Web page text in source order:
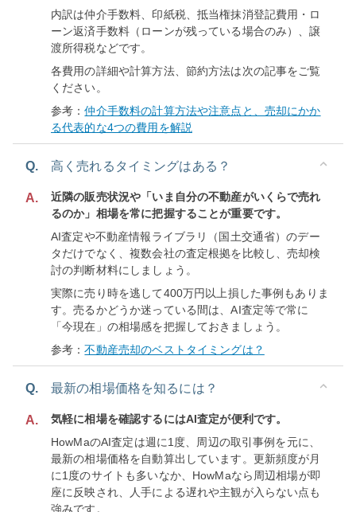
内訳は仲介手数料、印紙税、抵当権抹消登記費用・ロ
ーン返済手数料（ローンが残っている場合のみ）、譲
渡所得税などです。
各費用の詳細や計算方法、節約方法は次の記事をご覧
ください。
参考：仲介手数料の計算方法や注意点と、売却にかか
る代表的な4つの費用を解説
Q. 高く売れるタイミングはある？
A.
近隣の販売状況や「いま自分の不動産がいくらで売れ
るのか」相場を常に把握することが重要です。
AI査定や不動産情報ライブラリ（国土交通省）のデー
タだけでなく、複数会社の査定根拠を比較し、売却検
討の判断材料にしましょう。
実際に売り時を逃して400万円以上損した事例もありま
す。売るかどうか迷っている間は、AI査定等で常に
「今現在」の相場感を把握しておきましょう。
参考：不動産売却のベストタイミングは？
Q. 最新の相場価格を知るには？
A.
気軽に相場を確認するにはAI査定が便利です。
HowMaのAI査定は週に1度、周辺の取引事例を元に、
最新の相場価格を自動算出しています。更新頻度が月
に1度のサイトも多いなか、HowMaなら周辺相場が即
座に反映され、人手による遅れや主観が入らない点も
強みです。